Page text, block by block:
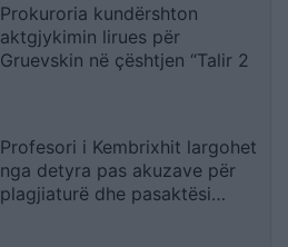
Prokuroria kundërshton
aktgjykimin lirues për
Gruevskin në çështjen “Talir 2
Profesori i Kembrixhit largohet
nga detyra pas akuzave për
plagjiaturë dhe pasaktësi